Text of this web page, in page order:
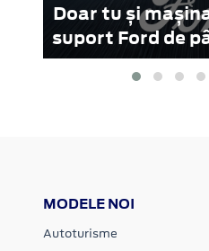
Doar tu și
suport Ford de
MODELE NOI
Autoturisme